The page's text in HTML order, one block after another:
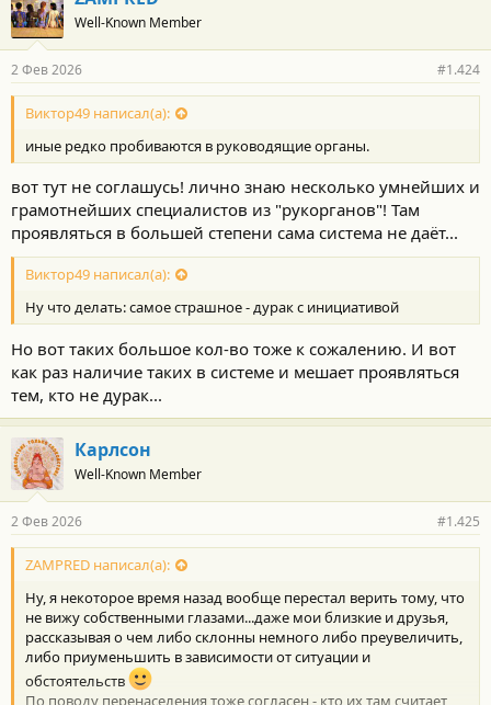
о
д
а
н
о
с
и
:
Well-Known Member
2 Фев 2026 #1.424
Виктор49 написал(а):
иные редко пробиваются в руководящие органы.
вот тут не соглашусь! лично знаю несколько умнейших и
грамотнейших специалистов из "рукорганов"! Там
проявляться в большей степени сама система не даёт...
Виктор49 написал(а):
Ну что делать: самое страшное - дурак с инициативой
Но вот таких большое кол-во тоже к сожалению. И вот
как раз наличие таких в системе и мешает проявляться
тем, кто не дурак...
Карлсон
Well-Known Member
2 Фев 2026 #1.425
ZAMPRED написал(а):
Ну, я некоторое время назад вообще перестал верить тому, что
не вижу собственными глазами...даже мои близкие и друзья,
рассказывая о чем либо склонны немного либо преувеличить,
либо приуменьшить в зависимости от ситуации и
обстоятельств
По поводу перенаселения тоже согласен - кто их там считает,